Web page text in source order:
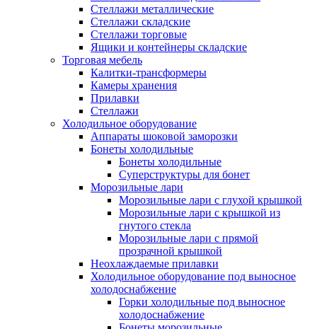
Стеллажи металлические
Стеллажи складские
Стеллажи торговые
Ящики и контейнеры складские
Торговая мебель
Калитки-трансформеры
Камеры хранения
Прилавки
Стеллажи
Холодильное оборудование
Аппараты шоковой заморозки
Бонеты холодильные
Бонеты холодильные
Суперструктуры для бонет
Морозильные лари
Морозильные лари с глухой крышкой
Морозильные лари с крышкой из
гнутого стекла
Морозильные лари с прямой
прозрачной крышкой
Неохлаждаемые прилавки
Холодильное оборудование под выносное
холодоснабжение
Горки холодильные под выносное
холодоснабжение